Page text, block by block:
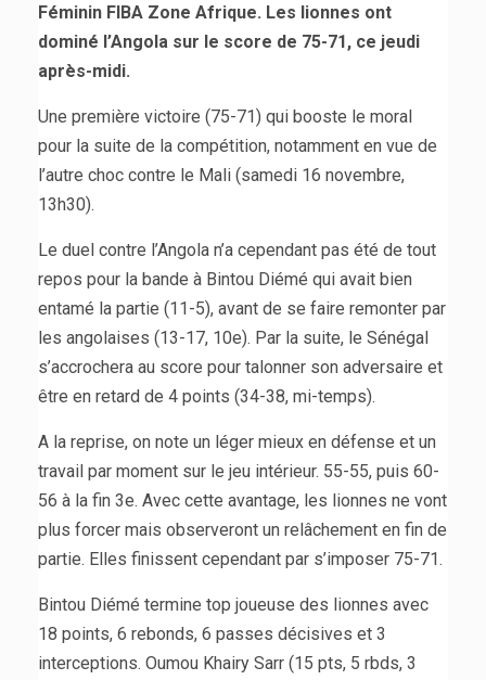
Féminin FIBA Zone Afrique. Les lionnes ont
dominé l’Angola sur le score de 75-71, ce jeudi
après-midi.
Une première victoire (75-71) qui booste le moral
pour la suite de la compétition, notamment en vue de
l’autre choc contre le Mali (samedi 16 novembre,
13h30).
Le duel contre l’Angola n’a cependant pas été de tout
repos pour la bande à Bintou Diémé qui avait bien
entamé la partie (11-5), avant de se faire remonter par
les angolaises (13-17, 10e). Par la suite, le Sénégal
s’accrochera au score pour talonner son adversaire et
être en retard de 4 points (34-38, mi-temps).
A la reprise, on note un léger mieux en défense et un
travail par moment sur le jeu intérieur. 55-55, puis 60-
56 à la fin 3e. Avec cette avantage, les lionnes ne vont
plus forcer mais observeront un relâchement en fin de
partie. Elles finissent cependant par s’imposer 75-71.
Bintou Diémé termine top joueuse des lionnes avec
18 points, 6 rebonds, 6 passes décisives et 3
interceptions. Oumou Khairy Sarr (15 pts, 5 rbds, 3